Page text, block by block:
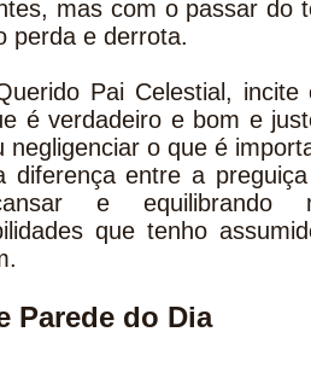
mas com o passar do
perda e derrota.
Pai Celestial,
é verdadeiro e bom e
negligenciar o que é
diferença entre a
e
que tenho
Parede do Dia